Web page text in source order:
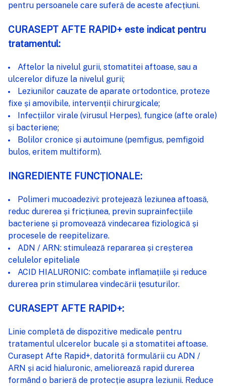
pentru persoanele care suferă de aceste afecțiuni.
CURASEPT AFTE RAPID+ este indicat pentru
tratamentul:
Aftelor la nivelul gurii, stomatitei aftoase, sau a
ulcerelor difuze la nivelul gurii;
Leziunilor cauzate de aparate ortodontice, proteze
fixe și amovibile, intervenții chirurgicale;
Infecțiilor virale (virusul Herpes), fungice (afte orale)
și bacteriene;
Bolilor cronice și autoimune (pemfigus, pemfigoid
bulos, eritem multiform).
INGREDIENTE FUNCȚIONALE:
Polimeri mucoadezivi: protejează leziunea aftoasă,
reduc durerea și fricțiunea, previn suprainfecțiile
bacteriene și promovează vindecarea fiziologică și
procesele de reepitelizare.
ADN / ARN: stimulează repararea și creșterea
celulelor epiteliale
ACID HIALURONIC: combate inflamațiile și reduce
durerea prin stimularea vindecării țesuturilor.
CURASEPT AFTE RAPID+:
Linie completă de dispozitive medicale pentru
tratamentul ulcerelor bucale și a stomatitei aftoase.
Curasept Afte Rapid+, datorită formulării cu ADN /
ARN și acid hialuronic, ameliorează rapid durerea
formând o barieră de protecție asupra leziunii. Reduce